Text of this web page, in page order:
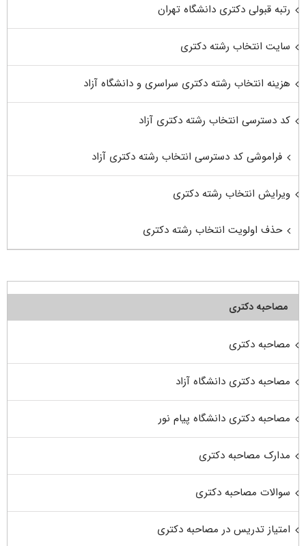
رتبه قبولی دکتری دانشگاه تهران
سایت انتخاب رشته دکتری
هزینه انتخاب رشته دکتری سراسری و دانشگاه آزاد
کد دسترسی انتخاب رشته دکتری آزاد
فراموشی کد دسترسی انتخاب رشته دکتری آزاد
ویرایش انتخاب رشته دکتری
حذف اولویت انتخاب رشته دکتری
مصاحبه دکتری
مصاحبه دکتری
مصاحبه دکتری دانشگاه آزاد
مصاحبه دکتری دانشگاه پیام نور
مدارک مصاحبه دکتری
سوالات مصاحبه دکتری
امتیاز تدریس در مصاحبه دکتری